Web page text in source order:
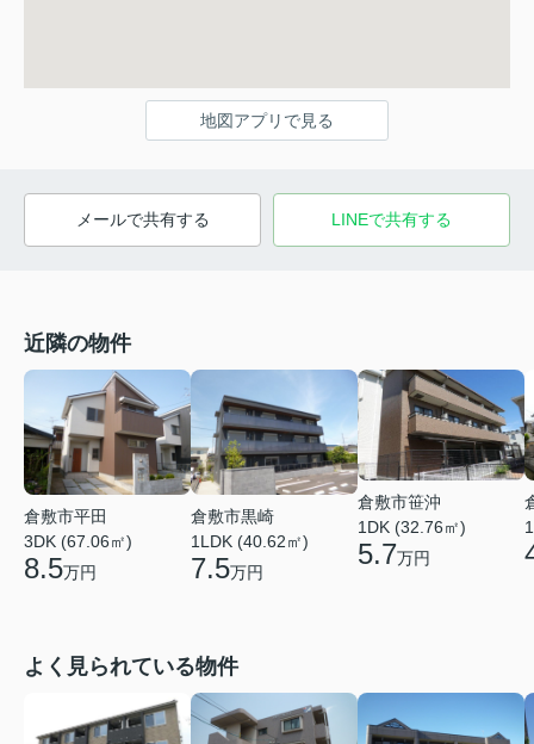
地図アプリで見る
メールで共有する LINEで共有する
近隣の物件
倉敷市平田
3DK (67.06㎡)
8.5万円
倉敷市黒崎
1LDK (40.62㎡)
7.5万円
倉敷市笹沖
1DK (32.76㎡)
5.7万円
よく見られている物件